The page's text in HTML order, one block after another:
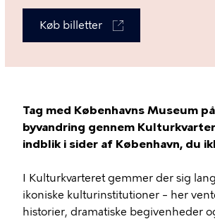
Køb billetter
Tag med Københavns Museum
byvandring gennem
indblik i sider af København, du
I Kulturkvarteret gemmer der sig
ikoniske kulturinstitutioner – her
historier, dramatiske begivenheder